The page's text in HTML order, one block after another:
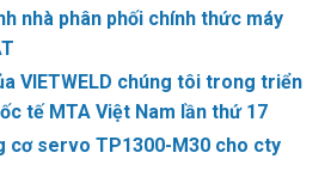
nhà phân phối chính thức máy
VIETWELD chúng tôi trong triển
tế MTA Việt Nam lần thứ 17
cơ servo TP1300-M30 cho cty